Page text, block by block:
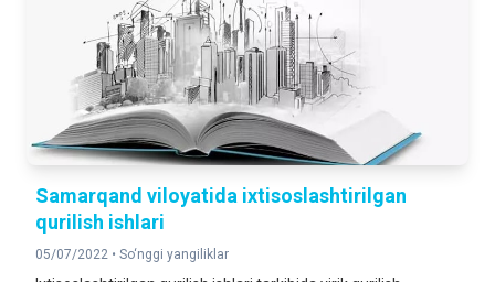
Samarqand viloyatida ixtisoslashtirilgan
qurilish ishlari
05/07/2022 • So‘nggi yangiliklar